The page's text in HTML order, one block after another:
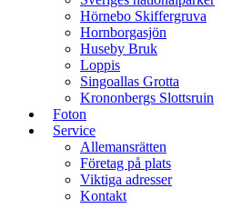
Hörnebo Skiffergruva
Hornborgasjön
Huseby Bruk​
Loppis
Singoallas Grotta
Krononbergs Slottsruin​
Foton
Service
Allemansrätten
Företag på plats
Viktiga adresser
Kontakt